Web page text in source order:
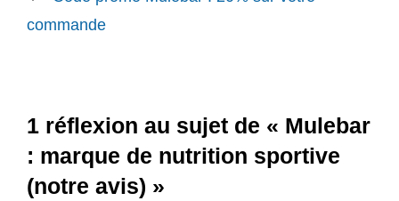
commande
1 réflexion au sujet de « Mulebar
: marque de nutrition sportive
(notre avis) »